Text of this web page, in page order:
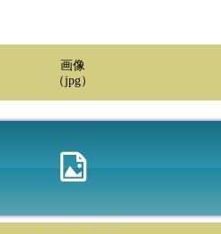
画像
（jpg）